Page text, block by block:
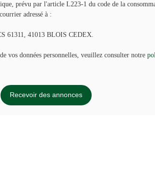
prévu par l'article L223-1 du code de la
adressé à :
61311, 41013 BLOIS CEDEX.
vos données personnelles, veuillez consulter notre
Recevoir des annonces